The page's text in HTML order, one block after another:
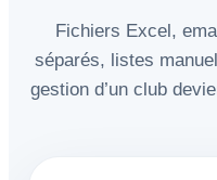
Fichiers Excel,
séparés, listes
gestion d’un club